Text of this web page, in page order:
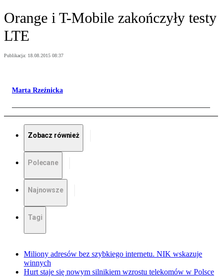
Orange i T-Mobile zakończyły testy
LTE
Publikacja: 18.08.2015 08:37
Marta Rzeźnicka
Zobacz również
Polecane
Najnowsze
Tagi
Miliony adresów bez szybkiego internetu. NIK wskazuje
winnych
Hurt staje się nowym silnikiem wzrostu telekomów w Polsce